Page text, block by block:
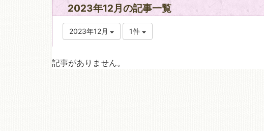
北図書館
2023年12月の記事一覧
2023年12月 1件
記事がありません。